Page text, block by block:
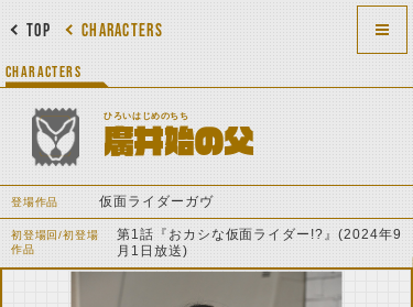
CHARACTERS
TOP
CHARACTERS
ひろいはじめのちち
廣井始の父
登場作品 仮面ライダーガヴ
初登場回/初登場
作品
第1話『おカシな仮面ライダー!?』(2024年9
月1日放送)